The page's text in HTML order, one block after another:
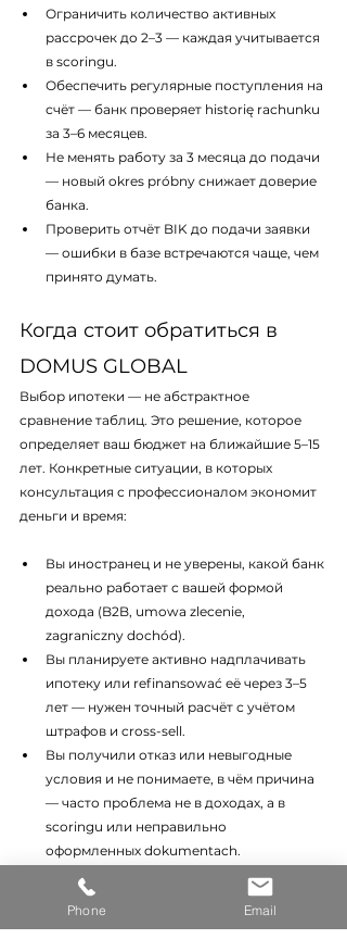
Ограничить количество активных
рассрочек до 2–3 — каждая учитывается
в scoringu.
Обеспечить регулярные поступления на
счёт — банк проверяет historię rachunku
за 3–6 месяцев.
Не менять работу за 3 месяца до подачи
— новый okres próbny снижает доверие
банка.
Проверить отчёт BIK до подачи заявки
— ошибки в базе встречаются чаще, чем
принято думать.
Когда стоит обратиться в
DOMUS GLOBAL
Выбор ипотеки — не абстрактное
сравнение таблиц. Это решение, которое
определяет ваш бюджет на ближайшие 5–15
лет. Конкретные ситуации, в которых
консультация с профессионалом экономит
деньги и время:
Вы иностранец и не уверены, какой банк
реально работает с вашей формой
дохода (B2B, umowa zlecenie,
zagraniczny dochód).
Вы планируете активно надплачивать
ипотеку или refinansować её через 3–5
лет — нужен точный расчёт с учётом
штрафов и cross-sell.
Вы получили отказ или невыгодные
условия и не понимаете, в чём причина
— часто проблема не в доходах, а в
scoringu или неправильно
оформленных dokumentach.
Вы покупаете недвижимость с 10%
wkładu własnego — здесь выбор банка
Phone Email